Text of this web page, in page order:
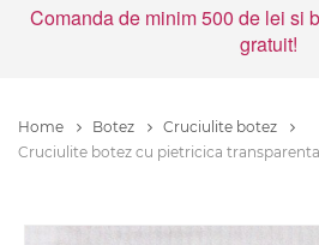
Comanda de minim 500 de lei si
gratuit!
Home Botez
Cruciulite botez
Cruciulite botez cu pietricica